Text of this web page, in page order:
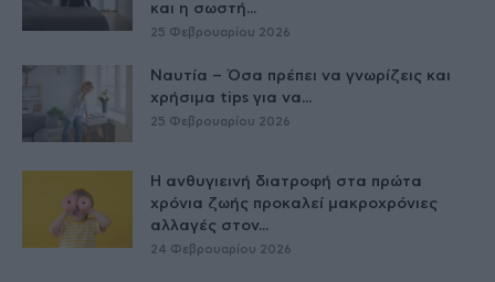
και η σωστή...
25 Φεβρουαρίου 2026
Ναυτία – Όσα πρέπει να γνωρίζεις και
χρήσιμα tips για να...
25 Φεβρουαρίου 2026
Η ανθυγιεινή διατροφή στα πρώτα
χρόνια ζωής προκαλεί μακροχρόνιες
αλλαγές στον...
24 Φεβρουαρίου 2026